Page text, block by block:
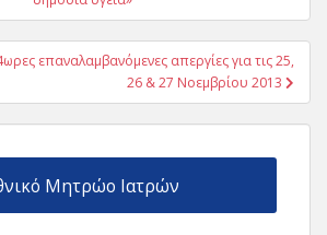
επαναλαμβανόμενες απεργίες για τις 25,
26 & 27 Νοεμβρίου 2013
Μητρώο Ιατρών